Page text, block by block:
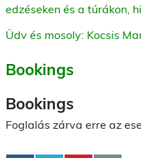
edzéseken és a túrákon,
Üdv és mosoly: Kocsis
Bookings
Bookings
Foglalás zárva erre az